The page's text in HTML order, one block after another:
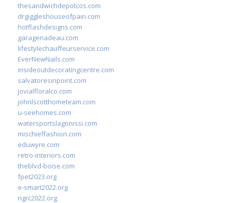
thesandwichdepotcos.com
drgiggleshouseofpain.com
hotflashdesigns.com
garagenadeau.com
lifestylechauffeurservice.com
EverNewNails.com
insideoutdecoratingcentre.com
salvatoresinpoint.com
jovialfloralco.com
johnlscotthometeam.com
u-seehomes.com
watersportslagonissi.com
mischieffashion.com
eduwyre.com
retro-interiors.com
theblvd-boise.com
fpet2023.org
e-smart2022.org
ngrc2022.org